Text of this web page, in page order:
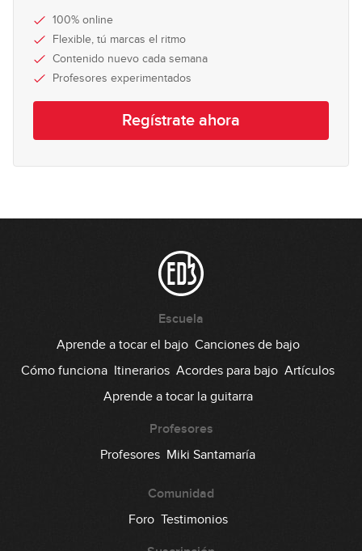
08:43
08:36
#160 - Doublestops en D
08:50
armónica y desplazamiento
#164 - Riff Metalero con púa en Em
#165 - Punk Rock con púa en Em
#166 - Modos y arpegios en G
100% online
Flexible, tú marcas el ritmo
Contenido nuevo cada semana
Profesores experimentados
Regístrate ahora
Escuela
Aprende a tocar el bajo Canciones de bajo
Cómo funciona Itinerarios Acordes para bajo Artículos
Aprende a tocar la guitarra
Profesores
Profesores Miki Santamaría
Comunidad
Foro Testimonios